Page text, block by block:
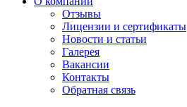
Отзывы
Лицензии и сертификаты
Новости и статьи
Галерея
Вакансии
Контакты
Обратная связь